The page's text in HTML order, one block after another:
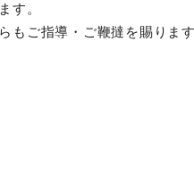
す。
もご指導・ご鞭撻を賜りま